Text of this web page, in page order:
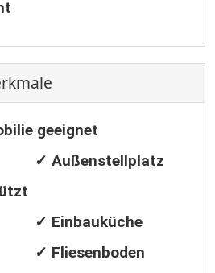
geeignet
✓ Außenstellplatz
✓ Einbauküche
✓ Fliesenboden